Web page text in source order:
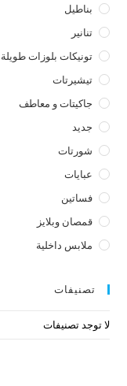
بناطيل
تنانير
تونيكات بلوزات طويلة
تيشيرتات
جاكيتات و معاطف
جديد
شورتات
عبايات
فساتين
قمصان وبلايز
ملابس داخلية
تصنيفات
لا توجد تصنيفات